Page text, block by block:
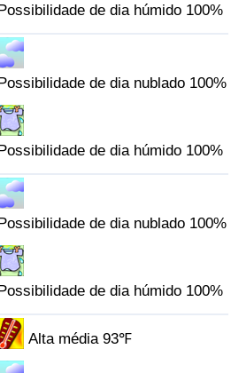
Possibilidade de dia húmido 100%
Possibilidade de dia nublado 100%
Possibilidade de dia húmido 100%
Possibilidade de dia nublado 100%
Possibilidade de dia húmido 100%
Alta média 93℉
País
País